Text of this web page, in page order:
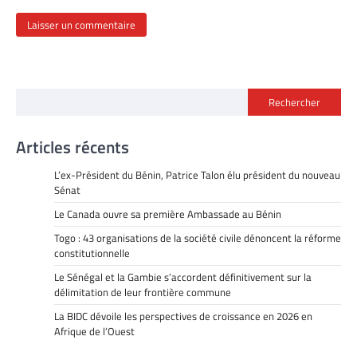
Rechercher
Articles récents
L’ex-Président du Bénin, Patrice Talon élu président du nouveau
Sénat
Le Canada ouvre sa première Ambassade au Bénin
Togo : 43 organisations de la société civile dénoncent la réforme
constitutionnelle
Le Sénégal et la Gambie s’accordent définitivement sur la
délimitation de leur frontière commune
La BIDC dévoile les perspectives de croissance en 2026 en
Afrique de l’Ouest